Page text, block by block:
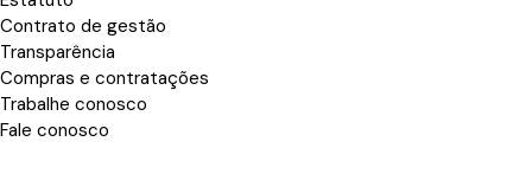
Contrato de gestão
Transparência
Compras e contratações
Trabalhe conosco
Fale conosco